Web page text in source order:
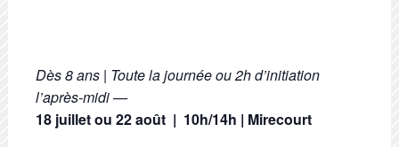
Dès 8 ans | Toute la journée ou 2h d’initiation
l’après-midi —
18 juillet ou 22 août | 10h/14h | Mirecourt